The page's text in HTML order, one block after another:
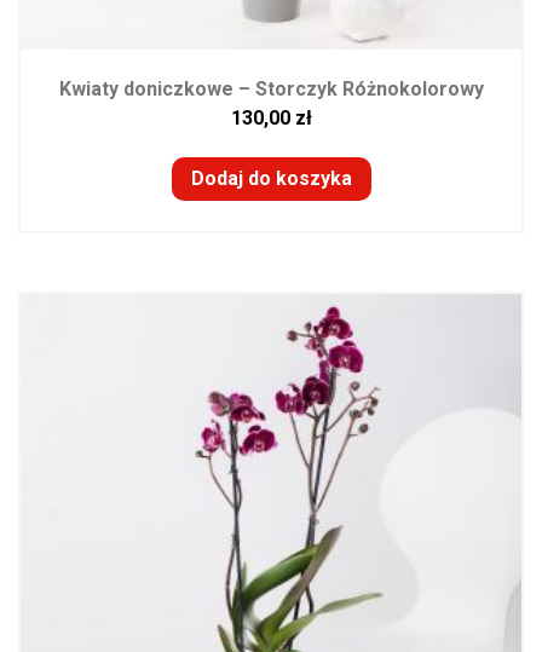
Kwiaty doniczkowe – Storczyk Różnokolorowy
130,00 zł
Dodaj do koszyka